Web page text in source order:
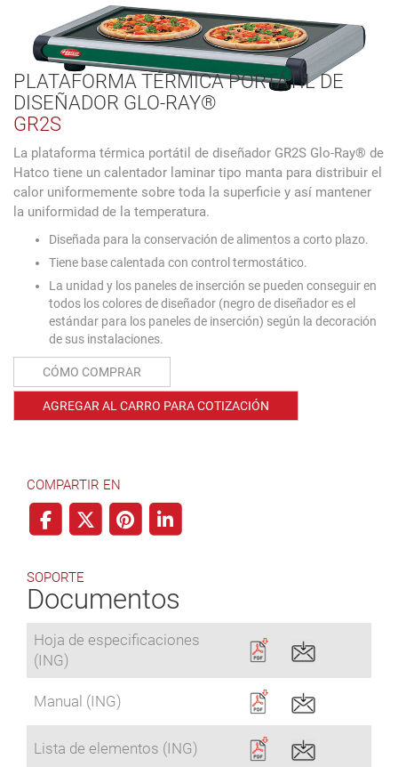
PLATAFORMA TÉRMICA PORTÁTIL DE
DISEÑADOR GLO-RAY®
GR2S
La plataforma térmica portátil de diseñador GR2S Glo-Ray® de
Hatco tiene un calentador laminar tipo manta para distribuir el
calor uniformemente sobre toda la superficie y así mantener
la uniformidad de la temperatura.
Diseñada para la conservación de alimentos a corto plazo.
Tiene base calentada con control termostático.
La unidad y los paneles de inserción se pueden conseguir en
todos los colores de diseñador (negro de diseñador es el
estándar para los paneles de inserción) según la decoración
de sus instalaciones.
CÓMO COMPRAR
AGREGAR AL CARRO PARA COTIZACIÓN
COMPARTIR EN
SOPORTE
Documentos
Hoja de especificaciones
(ING)
Manual (ING)
Lista de elementos (ING)